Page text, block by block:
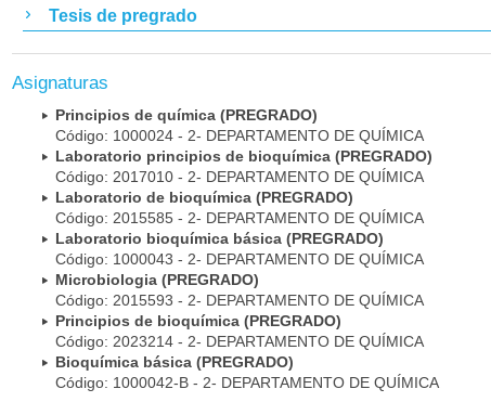
Tesis de pregrado
Asignaturas
Principios de química (PREGRADO)
Código: 1000024 - 2- DEPARTAMENTO DE QUÍMICA
Laboratorio principios de bioquímica (PREGRADO)
Código: 2017010 - 2- DEPARTAMENTO DE QUÍMICA
Laboratorio de bioquímica (PREGRADO)
Código: 2015585 - 2- DEPARTAMENTO DE QUÍMICA
Laboratorio bioquímica básica (PREGRADO)
Código: 1000043 - 2- DEPARTAMENTO DE QUÍMICA
Microbiologia (PREGRADO)
Código: 2015593 - 2- DEPARTAMENTO DE QUÍMICA
Principios de bioquímica (PREGRADO)
Código: 2023214 - 2- DEPARTAMENTO DE QUÍMICA
Bioquímica básica (PREGRADO)
Código: 1000042-B - 2- DEPARTAMENTO DE QUÍMICA